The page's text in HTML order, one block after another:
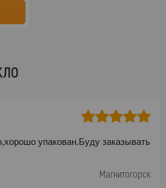
упакован.Буду заказывать
Магнитогорск